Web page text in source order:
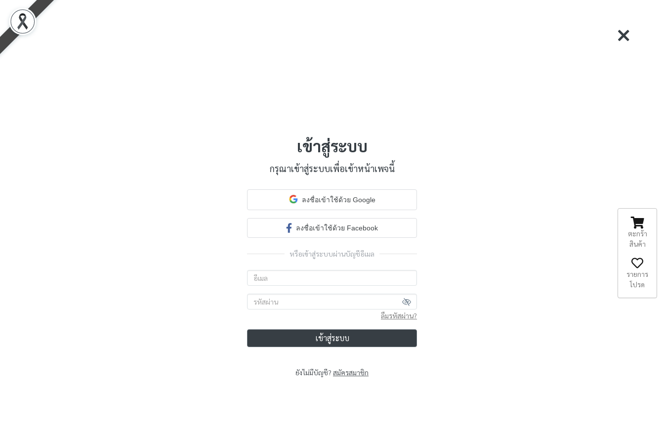
เข้าสู่ระบบ
กรุณาเข้าสู่ระบบเพื่อเข้าหน้าเพจนี้
ลงชื่อเข้าใช้ด้วย Google
ลงชื่อเข้าใช้ด้วย Facebook
หรือเข้าสู่ระบบผ่านบัญชีอีเมล
ลืมรหัสผ่าน?
เข้าสู่ระบบ
ยังไม่มีบัญชี? สมัครสมาชิก
ตะกร้า
สินค้า
รายการ
โปรด